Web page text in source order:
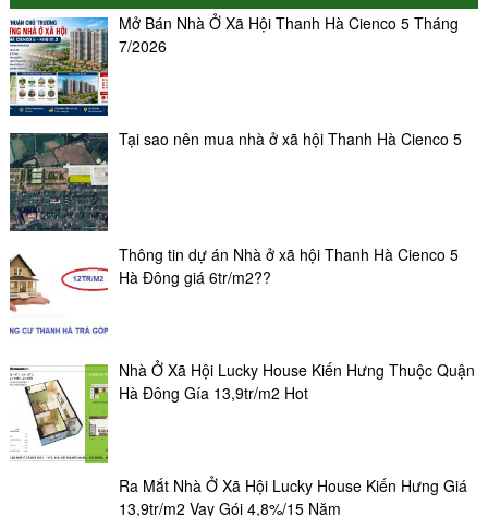
Mở Bán Nhà Ở Xã Hội Thanh Hà Cienco 5 Tháng
7/2026
Tại sao nên mua nhà ở xã hội Thanh Hà Cienco 5
Thông tin dự án Nhà ở xã hội Thanh Hà Cienco 5
Hà Đông giá 6tr/m2??
Nhà Ở Xã Hội Lucky House Kiến Hưng Thuộc Quận
Hà Đông Gía 13,9tr/m2 Hot
Ra Mắt Nhà Ở Xã Hội Lucky House Kiến Hưng Giá
13,9tr/m2 Vay Gói 4,8%/15 Năm